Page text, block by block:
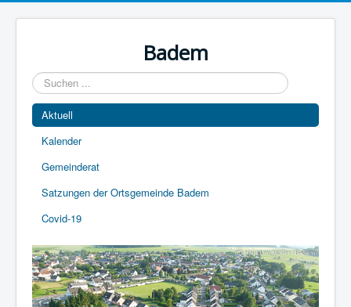
Badem
Suchen
...
Aktuell
Kalender
Gemeinderat
Satzungen der Ortsgemeinde Badem
Covid-19